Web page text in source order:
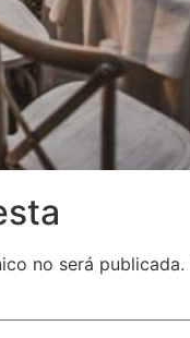
no será publicada.